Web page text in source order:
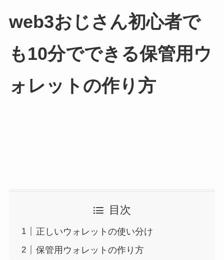
web3おじさん初心者で
も10分でできる保管用ウ
ォレットの作り方
目次
正しいウォレットの使い分け
保管用ウォレットの作り方